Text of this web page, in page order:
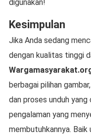
digunakan!
Kesimpulan
Jika Anda sedang
dengan kualitas tinggi
berbagai pilihan
dan proses unduh
pengalaman yang
membutuhkannya.